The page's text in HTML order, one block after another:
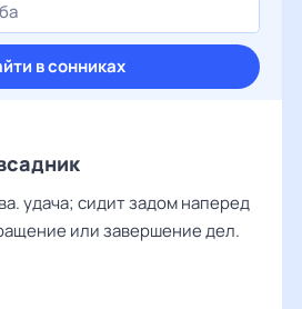
в сонниках
удача; сидит задом наперед
или завершение дел.